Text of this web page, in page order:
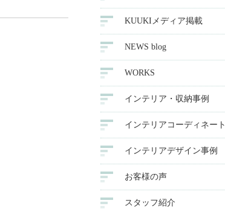
KUUKIメディア掲載
NEWS blog
WORKS
インテリア・収納事例
インテリアコーディネート
インテリアデザイン事例
お客様の声
スタッフ紹介